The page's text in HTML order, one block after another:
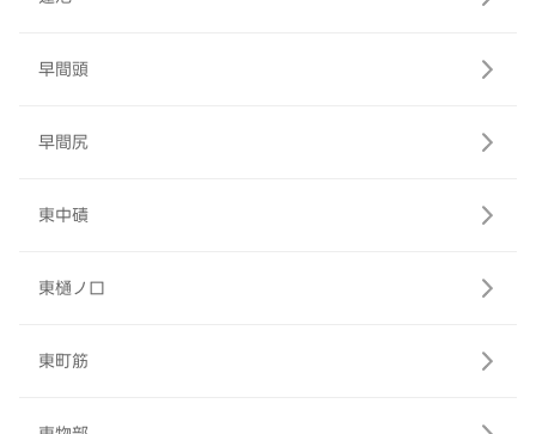
早間頭
早間尻
東中磧
東樋ノ口
東町筋